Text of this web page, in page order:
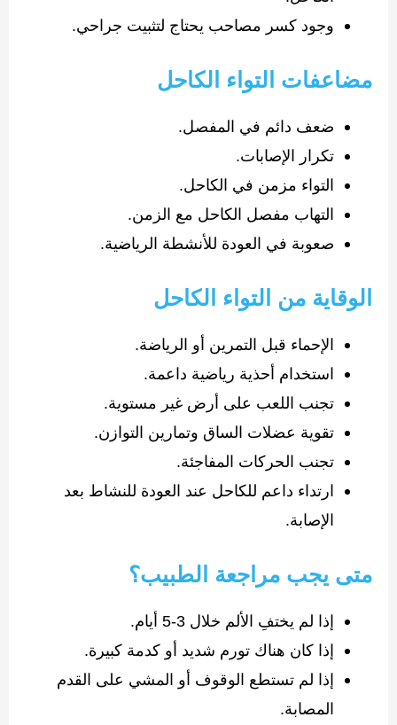
وجود كسر مصاحب يحتاج لتثبيت جراحي.
مضاعفات التواء الكاحل
ضعف دائم في المفصل.
تكرار الإصابات.
التواء مزمن في الكاحل.
التهاب مفصل الكاحل مع الزمن.
صعوبة في العودة للأنشطة الرياضية.
الوقاية من التواء الكاحل
الإحماء قبل التمرين أو الرياضة.
استخدام أحذية رياضية داعمة.
تجنب اللعب على أرض غير مستوية.
تقوية عضلات الساق وتمارين التوازن.
تجنب الحركات المفاجئة.
ارتداء داعم للكاحل عند العودة للنشاط بعد
الإصابة.
متى يجب مراجعة الطبيب؟
إذا لم يختفِ الألم خلال 3-5 أيام.
إذا كان هناك تورم شديد أو كدمة كبيرة.
إذا لم تستطع الوقوف أو المشي على القدم
المصابة.